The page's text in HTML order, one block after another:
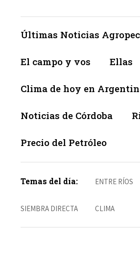
Últimas Noticias
El campo y vos Ellas
Clima de hoy en
Noticias de Córdoba
Precio del Petróleo
Temas del día: ENTRE RÍOS
SIEMBRA DIRECTA CLIMA